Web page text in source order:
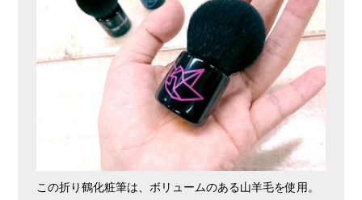
この折り鶴化粧筆は、ボリュームのある山羊毛を使用。